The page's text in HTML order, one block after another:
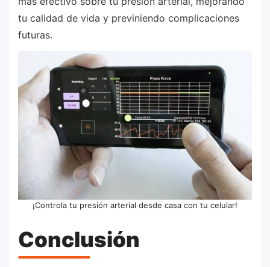
tu calidad de vida y previniendo complicaciones
futuras.
¡Controla tu presión arterial desde casa con tu celular!
Conclusión